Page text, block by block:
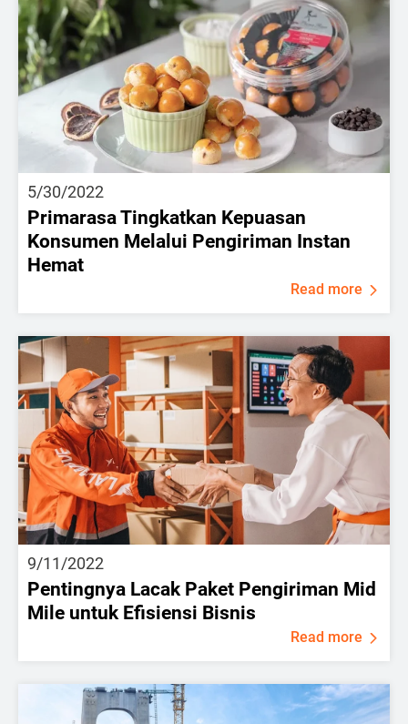
5/30/2022
Primarasa Tingkatkan Kepuasan
Konsumen Melalui Pengiriman Instan
Hemat
Read more
9/11/2022
Pentingnya Lacak Paket Pengiriman Mid
Mile untuk Efisiensi Bisnis
Read more